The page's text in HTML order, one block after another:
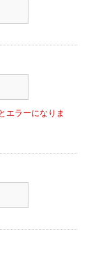
エラーになりま